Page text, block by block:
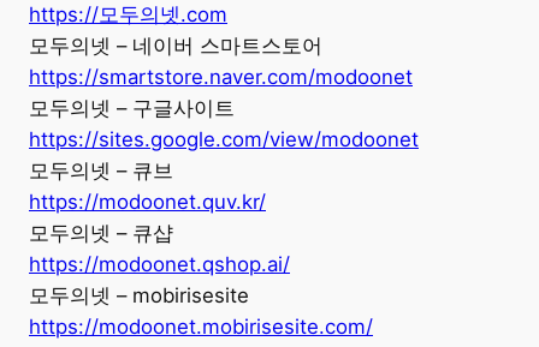
https://모두의넷.com
모두의넷 – 네이버 스마트스토어
https://smartstore.naver.com/modoonet
모두의넷 – 구글사이트
https://sites.google.com/view/modoonet
모두의넷 – 큐브
https://modoonet.quv.kr/
모두의넷 – 큐샵
https://modoonet.qshop.ai/
모두의넷 – mobirisesite
https://modoonet.mobirisesite.com/